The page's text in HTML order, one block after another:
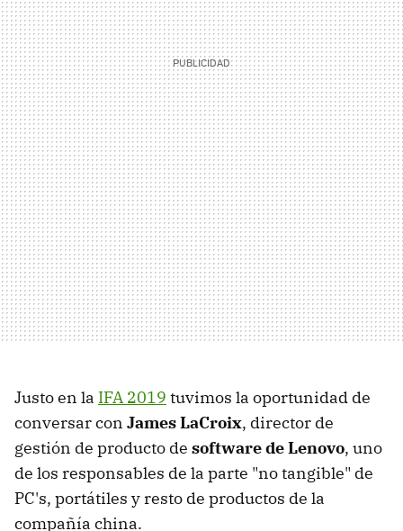
Justo en la IFA 2019 tuvimos la oportunidad de
conversar con James LaCroix, director de
gestión de producto de software de Lenovo, uno
de los responsables de la parte "no tangible" de
PC's, portátiles y resto de productos de la
compañía china.